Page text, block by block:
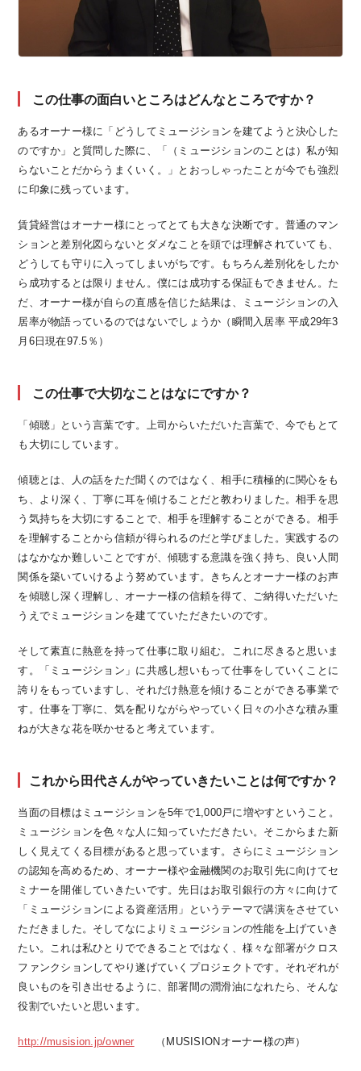
この仕事の面白いところはどんなところですか？
あるオーナー様に「どうしてミュージションを建てようと決心した
のですか」と質問した際に、「（ミュージションのことは）私が知
らないことだからうまくいく。」とおっしゃったことが今でも強烈
に印象に残っています。
賃貸経営はオーナー様にとってとても大きな決断です。普通のマン
ションと差別化図らないとダメなことを頭では理解されていても、
どうしても守りに入ってしまいがちです。もちろん差別化をしたか
ら成功するとは限りません。僕には成功する保証もできません。た
だ、オーナー様が自らの直感を信じた結果は、ミュージションの入
居率が物語っているのではないでしょうか（瞬間入居率 平成29年3
月6日現在97.5％）
この仕事で大切なことはなにですか？
「傾聴」という言葉です。上司からいただいた言葉で、今でもとて
も大切にしています。
傾聴とは、人の話をただ聞くのではなく、相手に積極的に関心をも
ち、より深く、丁寧に耳を傾けることだと教わりました。相手を思
う気持ちを大切にすることで、相手を理解することができる。相手
を理解することから信頼が得られるのだと学びました。実践するの
はなかなか難しいことですが、傾聴する意識を強く持ち、良い人間
関係を築いていけるよう努めています。きちんとオーナー様のお声
を傾聴し深く理解し、オーナー様の信頼を得て、ご納得いただいた
うえでミュージションを建てていただきたいのです。
そして素直に熱意を持って仕事に取り組む。これに尽きると思いま
す。「ミュージション」に共感し想いもって仕事をしていくことに
誇りをもっていますし、それだけ熱意を傾けることができる事業で
す。仕事を丁寧に、気を配りながらやっていく日々の小さな積み重
ねが大きな花を咲かせると考えています。
これから田代さんがやっていきたいことは何ですか？
当面の目標はミュージションを5年で1,000戸に増やすということ。
ミュージションを色々な人に知っていただきたい。そこからまた新
しく見えてくる目標があると思っています。さらにミュージション
の認知を高めるため、オーナー様や金融機関のお取引先に向けてセ
ミナーを開催していきたいです。先日はお取引銀行の方々に向けて
「ミュージションによる資産活用」というテーマで講演をさせてい
ただきました。そしてなによりミュージションの性能を上げていき
たい。これは私ひとりでできることではなく、様々な部署がクロス
ファンクションしてやり遂げていくプロジェクトです。それぞれが
良いものを引き出せるように、部署間の潤滑油になれたら、そんな
役割でいたいと思います。
http://musision.jp/owner （MUSISIONオーナー様の声）